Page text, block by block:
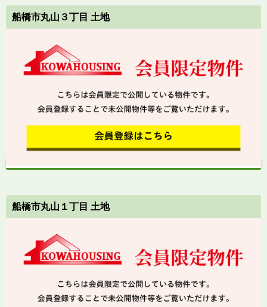
船橋市丸山３丁目 土地
船橋市丸山１丁目 土地